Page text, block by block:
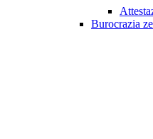
Burocrazia